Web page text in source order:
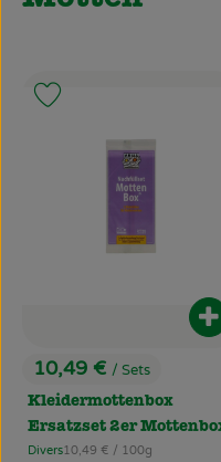
, Preis:
10,49 € / Sets
Kleidermottenbox
Ersatzset 2er
, Herkunft:
Divers, Referenzpreis:
10,49 € / 100g
Produkt zu Favouriten